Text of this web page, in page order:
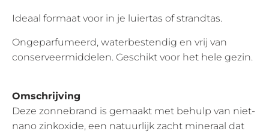
Ideaal formaat voor in je luiertas of strandtas.
Ongeparfumeerd, waterbestendig en vrij van
conserveermiddelen. Geschikt voor het hele gezin.
Omschrijving
Deze zonnebrand is gemaakt met behulp van niet-
nano zinkoxide, een natuurlijk zacht mineraal dat